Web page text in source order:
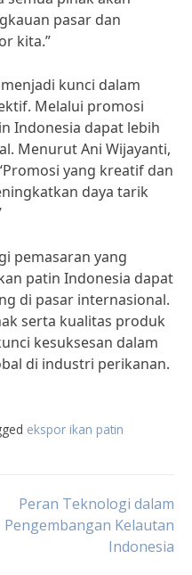
pasar dan
kita.”
kunci dalam
Melalui promosi
Indonesia dapat lebih
Menurut Ani Wijayanti,
yang kreatif dan
daya tarik
pemasaran yang
patin Indonesia dapat
di pasar internasional.
serta kualitas produk
kesuksesan dalam
di industri perikanan.
ekspor ikan patin
Peran Teknologi dalam
Pengembangan Kelautan
Indonesia